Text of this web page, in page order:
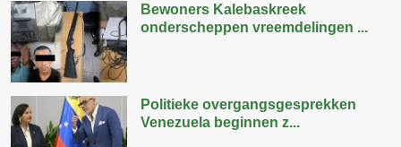
Bewoners Kalebaskreek
onderscheppen vreemdelingen ...
Politieke overgangsgesprekken
Venezuela beginnen z...